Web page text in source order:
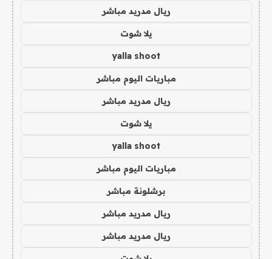
ريال مدريد مباشر
يلا شوت
yalla shoot
مباريات اليوم مباشر
ريال مدريد مباشر
يلا شوت
yalla shoot
مباريات اليوم مباشر
برشلونة مباشر
ريال مدريد مباشر
ريال مدريد مباشر